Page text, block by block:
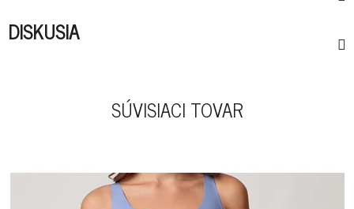
DISKUSIA
SÚVISIACI TOVAR